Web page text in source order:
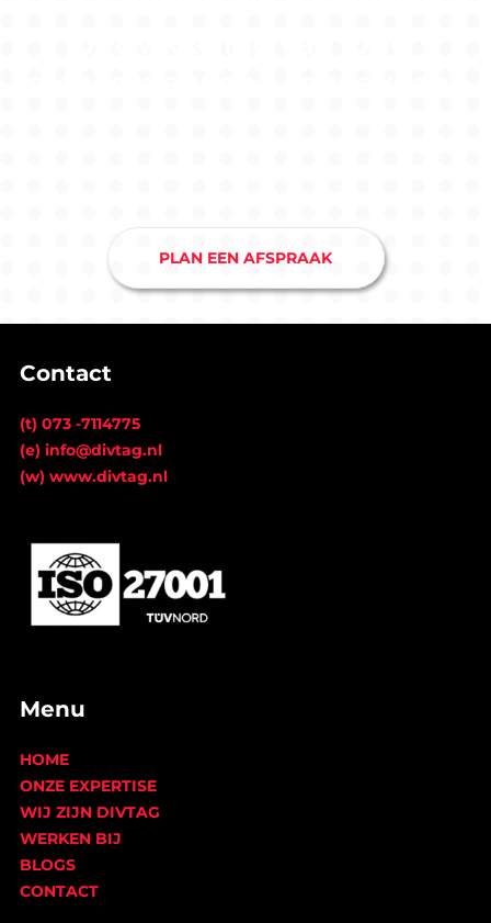
PLAN EEN AFSPRAAK
Contact
(t) 073 -7114775
(e) info@divtag.nl
(w) www.divtag.nl
Menu
HOME
ONZE EXPERTISE
WIJ ZIJN DIVTAG
WERKEN BIJ
BLOGS
CONTACT